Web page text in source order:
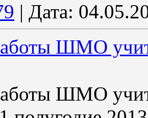
| Дата:
ШМО
ШМО